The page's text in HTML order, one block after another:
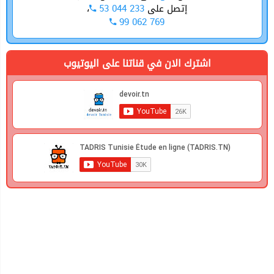
إتصل على 53 044 233 ،
99 062 769
اشترك الان في قناتنا على اليوتيوب